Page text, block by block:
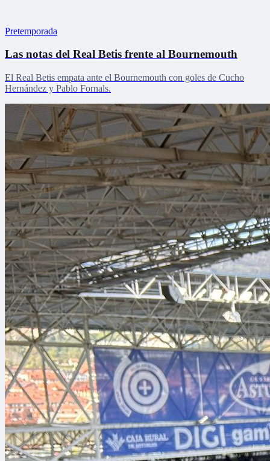
Pretemporada
Las notas del Real Betis frente al Bournemouth
El Real Betis empata ante el Bournemouth con goles de Cucho
Hernández y Pablo Fornals.